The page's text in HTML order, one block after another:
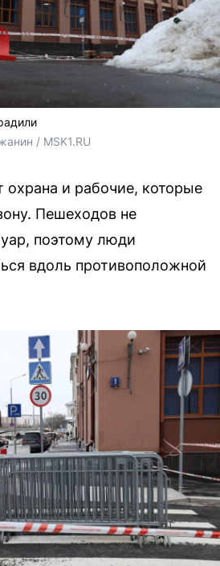
/ MSK1.RU
охрана и рабочие, которые
Пешеходов не
поэтому люди
вдоль противоположной